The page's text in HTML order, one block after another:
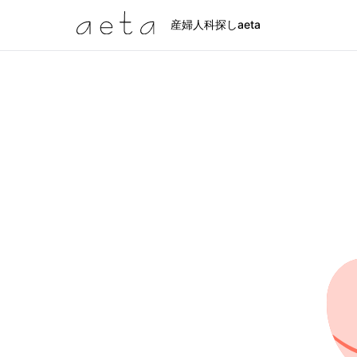
産婦人科探しaeta